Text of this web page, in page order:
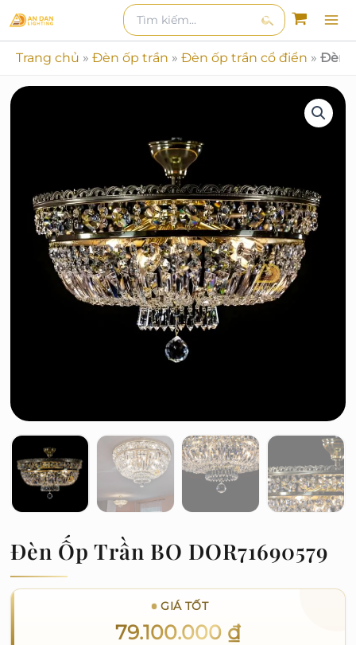
tới
nội
Tìm
kiếm:
Tìm
kiếm
Trang chủ » Đèn ốp trần » Đèn ốp trần cổ điển » Đèn
Đèn Ốp Trần BO DOR71690579
GIÁ TỐT
79.100.000 ₫